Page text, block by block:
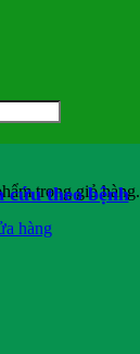
trong giỏ hàng.
hàng
cứu theo bệnh